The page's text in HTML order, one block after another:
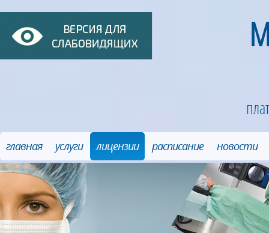
главная услуги лицензии расписание новости